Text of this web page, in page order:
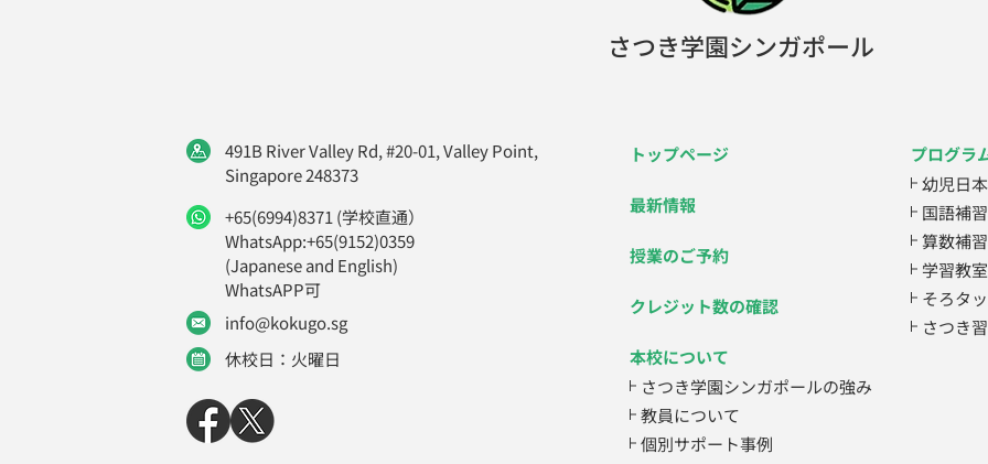
さつき学園シンガポール
491B River Valley Rd, #20-01, Valley Point,
Singapore 248373
+65(6994)8371 (学校直通）
WhatsApp:+65(9152)0359
(Japanese and English)
WhatsAPP可
info@kokugo.sg
休校日：火曜日
トップページ
最新情報
授業のご予約
クレジット数の確認
本校について
さつき学園シンガポールの強み
教員について
個別サポート事例
プログラ
幼児日
国語補
算数補
学習教
そろタ
さつき